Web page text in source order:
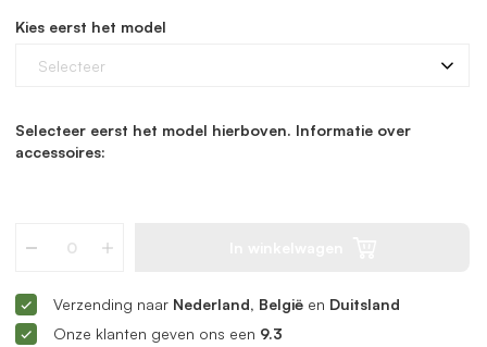
Kies eerst het model
Selecteer
Selecteer eerst het model hierboven. Informatie over
accessoires:
Verzending naar Nederland, België en Duitsland
Onze klanten geven ons een 9.3